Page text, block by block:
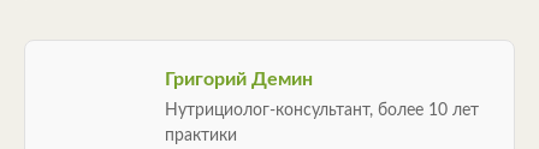
Григорий Демин
Нутрициолог-консультант, более 10 лет
практики